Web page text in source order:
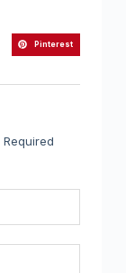
Pinterest
Required